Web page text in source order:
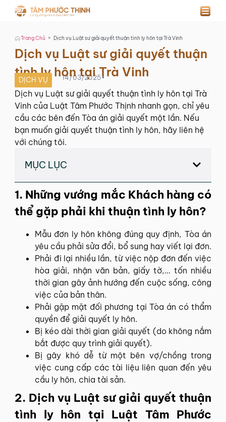
Trang Chủ > Dịch vụ Luật sư giải quyết thuận tình ly hôn tại Trà Vinh
Dịch vụ Luật sư giải quyết thuận
tình ly hôn tại Trà Vinh
DỊCH VỤ 14/03/2025•
Dịch vụ Luật sư giải quyết thuận tình ly hôn tại Trà
Vinh của Luật Tâm Phước Thịnh nhanh gọn, chỉ yêu
cầu các bên đến Tòa án giải quyết một lần. Nếu
bạn muốn giải quyết thuận tình ly hôn, hãy liên hệ
với chúng tôi.
MỤC LỤC
1. Những vướng mắc Khách hàng có
thể gặp phải khi thuận tình ly hôn?
Mẫu đơn ly hôn không đúng quy định, Tòa án
yêu cầu phải sửa đổi, bổ sung hay viết lại đơn.
Phải đi lại nhiều lần, từ việc nộp đơn đến việc
hòa giải, nhận văn bản, giấy tờ,… tốn nhiều
thời gian gây ảnh hướng đến cuộc sống, công
việc của bản thân.
Phải gặp mặt đối phương tại Tòa án có thẩm
quyền để giải quyết ly hôn.
Bị kéo dài thời gian giải quyết (do không nắm
bắt được quy trình giải quyết).
Bị gây khó dễ từ một bên vợ/chồng trong
việc cung cấp các tài liệu liên quan đến yêu
cầu ly hôn, chia tài sản.
2. Dịch vụ Luật sư giải quyết thuận
tình ly hôn tại Luật Tâm Phước